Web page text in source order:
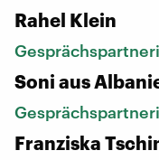
Rahel Klein
Soni aus
Franziska